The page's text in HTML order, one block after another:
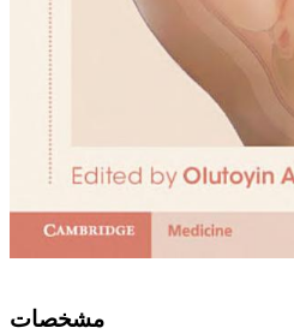
ﻣﺸﺨﺼﺎﺕ